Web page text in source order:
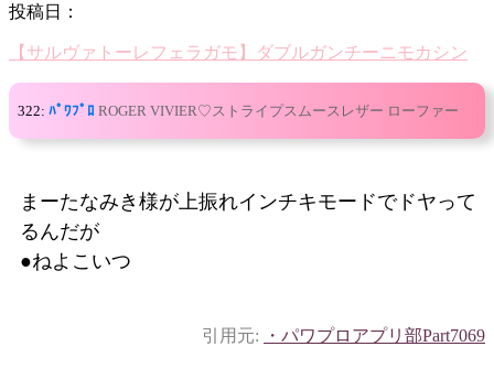
投稿日：
【サルヴァトーレフェラガモ】ダブルガンチーニモカシン
322: ﾊﾟﾜﾌﾟﾛ ROGER VIVIER♡ストライプスムースレザー ローファー
まーたなみき様が上振れインチキモードでドヤって
るんだが
●ねよこいつ
引用元: ・パワプロアプリ部Part7069